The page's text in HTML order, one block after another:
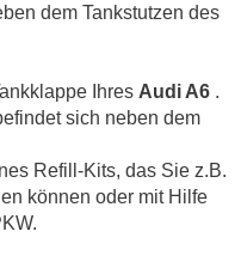
dem Tankstutzen des
Ihres Audi A6 .
sich neben dem
Refill-Kits, das Sie z.B.
können oder mit Hilfe